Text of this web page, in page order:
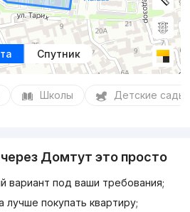
Спутник
Школы Детские сады
Домтут это просто
вариант под ваши требования;
лучше покупать квартиру;